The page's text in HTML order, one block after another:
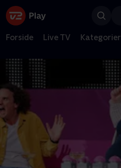
Forside Live TV Kategorier